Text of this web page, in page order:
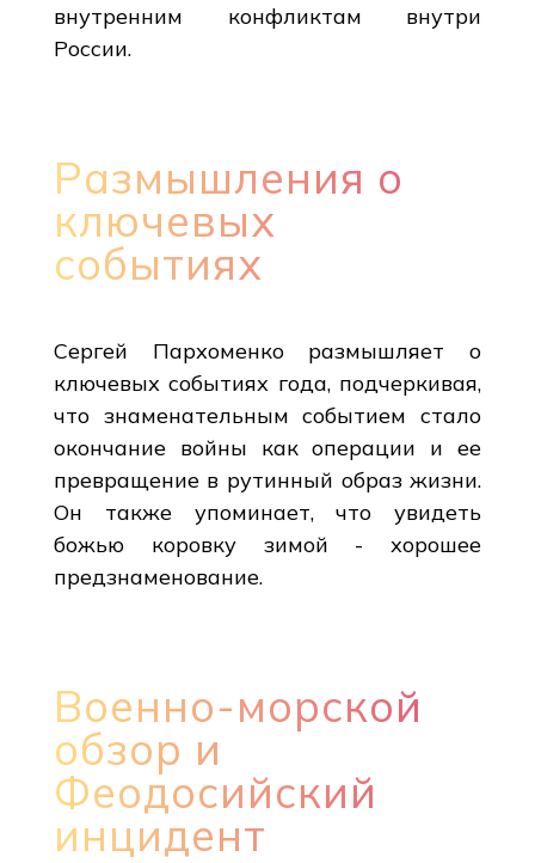
внутренним конфликтам внутри
России.
Размышления о
ключевых
событиях
Сергей Пархоменко размышляет о
ключевых событиях года, подчеркивая,
что знаменательным событием стало
окончание войны как операции и ее
превращение в рутинный образ жизни.
Он также упоминает, что увидеть
божью коровку зимой - хорошее
предзнаменование.
Военно-морской
обзор и
Феодосийский
инцидент